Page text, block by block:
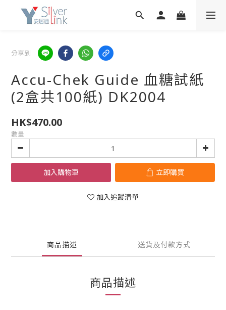
分享到
Accu-Chek Guide 血糖試紙
(2盒共100紙) DK2004
HK$470.00
數量
加入購物車 立即購買
加入追蹤清單
商品描述 送貨及付款方式
商品描述